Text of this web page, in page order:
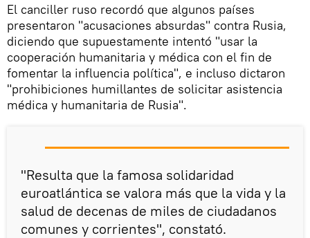
El canciller ruso recordó que algunos países
presentaron "acusaciones absurdas" contra Rusia,
diciendo que supuestamente intentó "usar la
cooperación humanitaria y médica con el fin de
fomentar la influencia política", e incluso dictaron
"prohibiciones humillantes de solicitar asistencia
médica y humanitaria de Rusia".
"Resulta que la famosa solidaridad
euroatlántica se valora más que la vida y la
salud de decenas de miles de ciudadanos
comunes y corrientes", constató.